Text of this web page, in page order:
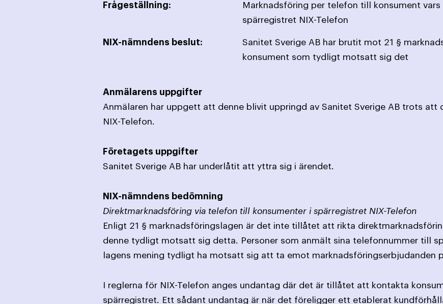
Frågeställning:
Marknadsföring per telefon till konsument
spärregistret NIX-Telefon
NIX-nämndens beslut:
Sanitet Sverige AB har brutit mot 21 §
konsument som tydligt motsatt sig det
Anmälarens uppgifter
Anmälaren har uppgett att denne blivit uppringd av Sanitet Sverige AB trots att
NIX-Telefon.
Företagets uppgifter
Sanitet Sverige AB har underlåtit att yttra sig i ärendet.
NIX-nämndens bedömning
Direktmarknadsföring via telefon till konsumenter i spärregistret NIX-Telefon
Enligt 21 § marknadsföringslagen är det inte tillåtet att rikta
denne tydligt motsatt sig detta. Personer som anmält sina telefonnummer till
lagens mening tydligt ha motsatt sig att ta emot marknads­föringserbjudanden
I reglerna för NIX-Telefon anges undantag där det är tillåtet att kontakta
spärregistret. Ett sådant undantag är när det föreligger ett etablerat